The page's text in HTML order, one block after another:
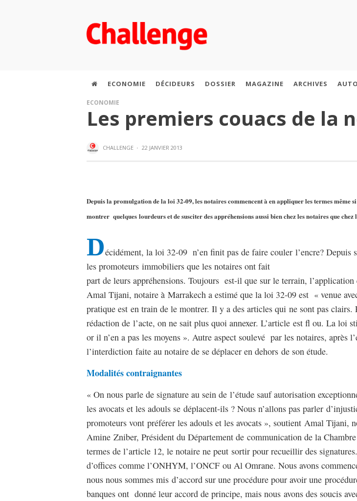
ECONOMIE DÉCIDEURS DOSSIER MAGAZINE ARCHIVES
ECONOMIE
Les premiers couacs de la
CHALLENGE · 22 JANVIER 2013
Depuis la promulgation de la loi 32-09, les notaires commencent à en appliquer les termes même
montrer quelques lourdeurs et de susciter des appréhensions aussi bien chez les notaires que
Décidément, la loi 32-09 n’en finit pas de faire couler l’encre? Depuis
les promoteurs immobiliers que les notaires ont fait
part de leurs appréhensions. Toujours est-il que sur le terrain, l’application
Amal Tijani, notaire à Marrakech a estimé que la loi 32-09 est « venue
pratique est en train de le montrer. Il y a des articles qui ne sont pas
rédaction de l’acte, on ne sait plus quoi annexer. L’article est fl ou. La loi
or il n’en a pas les moyens ». Autre aspect soulevé par les notaires, après
l’interdiction faite au notaire de se déplacer en dehors de son étude.
Modalités contraignantes
« On nous parle de signature au sein de l’étude sauf autorisation
les avocats et les adouls se déplacent-ils ? Nous n’allons pas parler
promoteurs vont préférer les adouls et les avocats », soutient Amal Tijani,
Amine Zniber, Président du Département de communication de la
termes de l’article 12, le notaire ne peut sortir pour recueillir des
d’offices comme l’ONHYM, l’ONCF ou Al Omrane. Nous avons
nous nous sommes mis d’accord sur une procédure pour avoir une
banques ont donné leur accord de principe, mais nous avons des soucis